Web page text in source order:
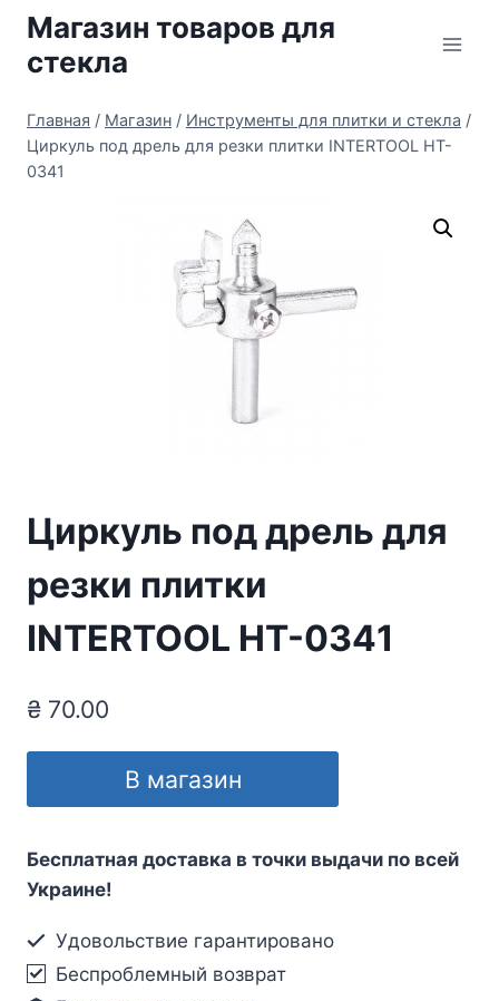
Перейти
содержимому
Магазин товаров для
стекла
Главная / Магазин / Инструменты для плитки и стекла /
Циркуль под дрель для резки плитки INTERTOOL HT-
0341
Циркуль под дрель для
резки плитки
INTERTOOL HT-0341
₴ 70.00
В магазин
Бесплатная доставка в точки выдачи по всей
Украине!
Удовольствие гарантировано
Беспроблемный возврат